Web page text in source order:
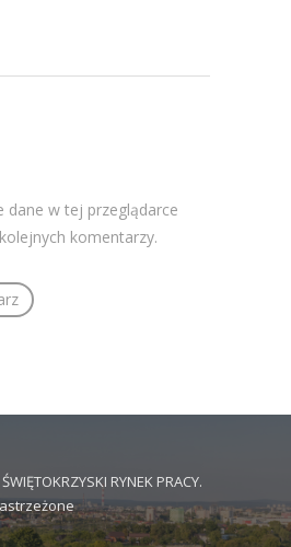
dane w tej przeglądarce
komentarzy.
RYNEK PRACY.